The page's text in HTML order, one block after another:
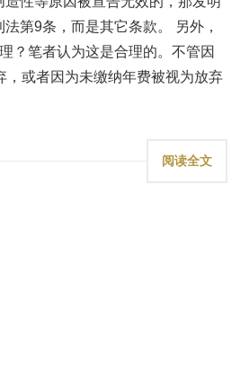
第9条，而是其它条款。 另外，
？笔者认为这是合理的。不管因
或者因为未缴纳年费被视为放弃
阅读全文